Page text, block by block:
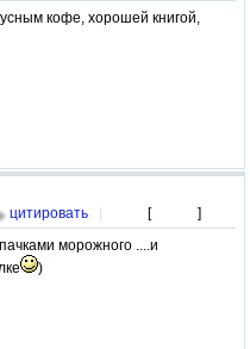
кофе, хорошей книгой,
цитировать
| [
]
морожного ....и
)